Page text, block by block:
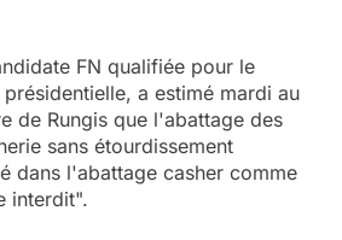
FN qualifiée pour le
a estimé mardi au
de Rungis que l'abattage des
sans étourdissement
dans l'abattage casher comme
interdit".